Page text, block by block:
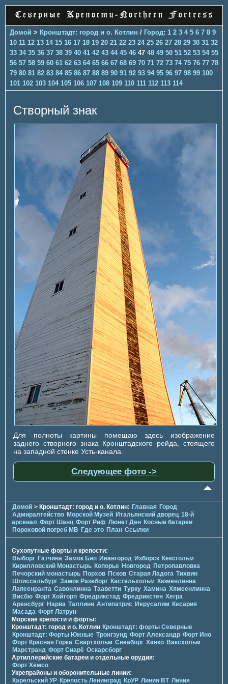
Домой > Кронштадт: город и о. Котлин / Город: 1 2 3 4 5 6 7 8 9
10 11 12 13 14 15 16 17 18 19 20 21 22 23 24 25 26 27 28 29 30 31 32
33 34 35 36 37 38 39 40 41 42 43 44 45 46 47 48 49 50 51 52 53 54 55
56 57 58 59 60 61 62 63 64 65 66 67 68 69 70 71 72 73 74 75 76 77 78
79 80 81 82 83 84 85 86 87 88 89 90 91 92 93 94 95 96 97 98 99 100
101 102 103 104 105 106 107 108 109 110 111 112 113 114
Створный знак
Для полноты картины помещаю здесь изображение
заднего створного знака Кронштадского рейда, стоящего
на западной стенке Усть-канала.
Следующее фото ->
Домой > Кронштадт: город и о. Котлин: Главная Город
Адмиралтейство Морской Музей Итальянский дворец 18-й
арсенал Форт Шанц Форт Риф Люнет Ден Косные батареи
Пороховой погреб МВ Где это План Ссылки
Сухопутные форты и крепости:
Выборг Гатчина Замок Бип Ивангород Изборск Кексгольм
Кирилловский Монастырь Копорье Новгород Петропавловка
Печорcкий монастырь Порхов Псков Старая Ладога Тихвин
Шлиссельбург Замок Разеборг Кастельхольм Кюменлинна
Лапеенранта Савонлинна Тааветти Турку Хамина Хямеенлинна
Висбю Форт Хойторп Фредрикстад Фредрикстен Хегра
Аренсбург Нарва Таллинн Антипатрис Иерусалим Кесария
Масада Форт Латрун
Морские крепости и форты:
Кронштадт: город и о. Котлин Кронштадт: форты Северные
Кронштадт: Форты Южные Тронгзунд Форт Александр Форт Ино
Форт Красная Горка Свартхольм Свеаборг Ханко Ваксхольм
Марстранд Форт Сиарё Оскарсборг
Артиллерийские батареи и отдельные орудия:
Форт Хёмсо
Укрепрайоны и оборонительные линии:
Карельский УР Крепость Ленинград КрУР Линия ВТ Линия